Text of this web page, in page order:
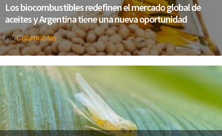
Los biocombustibles redefinen el mercado global de
aceites y Argentina tiene una nueva oportunidad
PorColumnistas